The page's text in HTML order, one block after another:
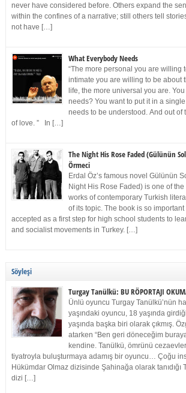
never have considered before. Others expand the
within the confines of a narrative; still others tell
not have […]
What Everybody Needs
“The more personal you are willing
intimate you are willing to be about
life, the more universal you are.
needs? You want to put it in a
needs to be understood. And out of
of love. ” In […]
The Night His Rose Faded (Gülünün
Örmeci
Erdal Öz’s famous novel Gülünün
Night His Rose Faded) is one of the
works of contemporary Turkish
of its topic. The book is so important
accepted as a first step for high school students to
and socialist movements in Turkey. […]
Söyleşi
Turgay Tanülkü: BU RÖPORTAJI
Ünlü oyuncu Turgay Tanülkü’nün
yaşındaki oyuncu, 18 yaşında
yaşında başka biri olarak çıkmış.
atarken “Ben geri döneceğim
kendine. Tanülkü, ömrünü
tiyatroyla buluşturmaya adamış bir oyuncu… Çoğu
Hükümdar Olmaz dizisinde Şahinağa olarak tanıdığı
dizi […]